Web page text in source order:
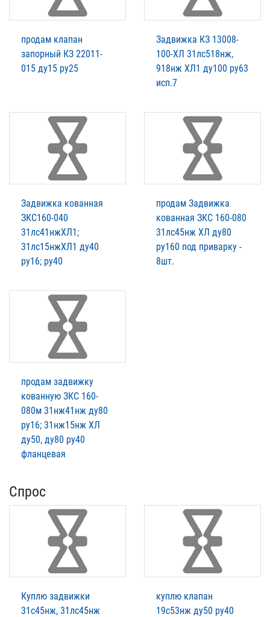
продам клапан
запорный КЗ 22011-
015 ду15 ру25
Задвижка КЗ 13008-
100-ХЛ 31лс518нж,
918нж ХЛ1 ду100 ру63
исп.7
Задвижка кованная
ЗКС160-040
31лс41нжХЛ1;
31лс15нжХЛ1 ду40
ру16; ру40
продам Задвижка
кованная ЗКС 160-080
31лс45нж ХЛ ду80
ру160 под приварку -
8шт.
продам задвижку
кованную ЗКС 160-
080м 31нж41нж ду80
ру16; 31нж15нж ХЛ
ду50, ду80 ру40
фланцевая
Спрос
Куплю задвижки
31с45нж, 31лс45нж
куплю клапан
19с53нж ду50 ру40